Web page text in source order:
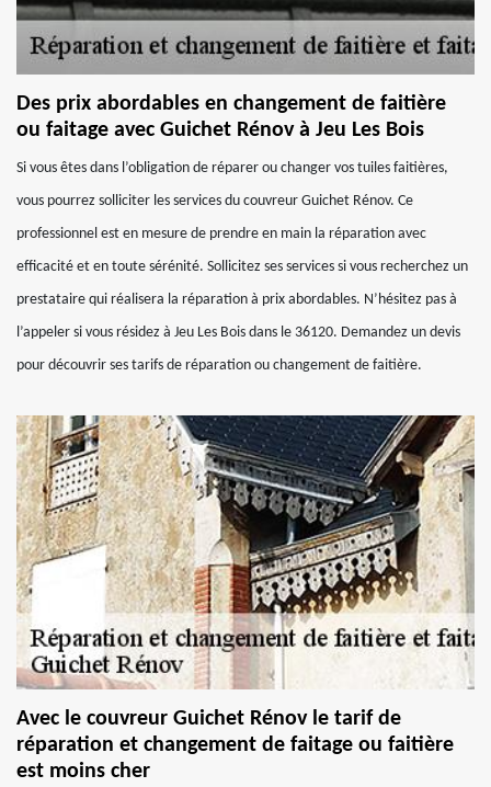
Des prix abordables en changement de faitière
ou faitage avec Guichet Rénov à Jeu Les Bois
Si vous êtes dans l’obligation de réparer ou changer vos tuiles faitières,
vous pourrez solliciter les services du couvreur Guichet Rénov. Ce
professionnel est en mesure de prendre en main la réparation avec
efficacité et en toute sérénité. Sollicitez ses services si vous recherchez un
prestataire qui réalisera la réparation à prix abordables. N’hésitez pas à
l’appeler si vous résidez à Jeu Les Bois dans le 36120. Demandez un devis
pour découvrir ses tarifs de réparation ou changement de faitière.
Avec le couvreur Guichet Rénov le tarif de
réparation et changement de faitage ou faitière
est moins cher